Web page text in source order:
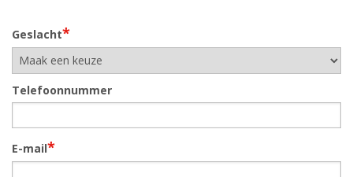
Geslacht*
Telefoonnummer
E-mail*